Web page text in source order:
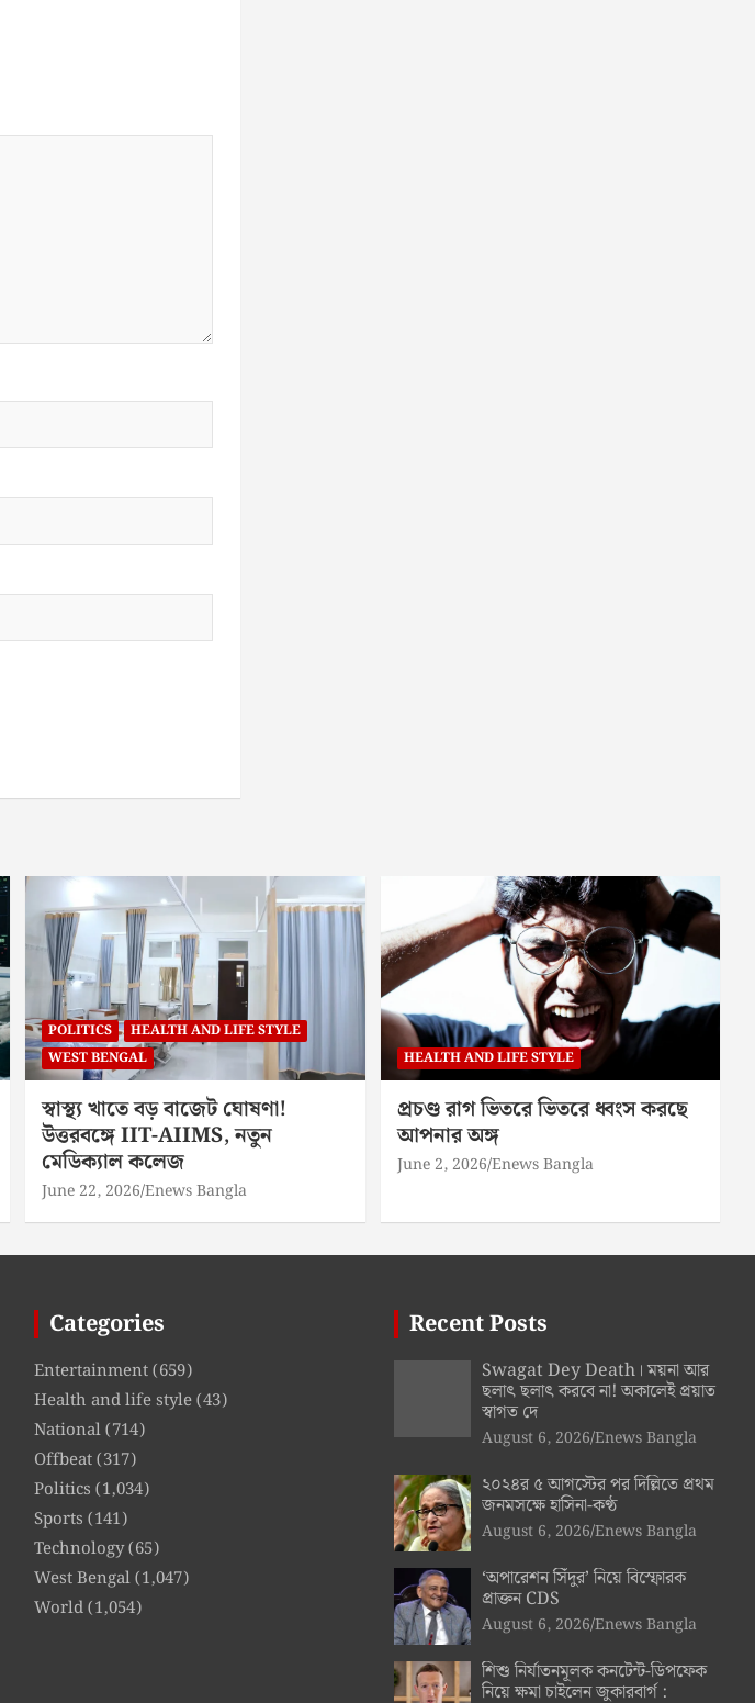
POLITICS
HEALTH AND LIFE STYLE
WEST BENGAL
স্বাস্থ্য খাতে বড় বাজেট ঘোষণা!
উত্তরবঙ্গে IIT-AIIMS, নতুন
মেডিক্যাল কলেজ
June 22, 2026 Enews Bangla
HEALTH AND LIFE STYLE
প্রচণ্ড রাগ ভিতরে ভিতরে ধ্বংস করছে
আপনার অঙ্গ
June 2, 2026 Enews Bangla
Categories
Entertainment(659)
Health and life style(43)
National(714)
Offbeat(317)
Politics (1,034)
Sports (141)
Technology(65)
West Bengal(1,047)
World(1,054)
Recent Posts
Swagat Dey Death। ময়না আর
ছলাৎ ছলাৎ করবে না! অকালেই প্রয়াত
স্বাগত দে
August 6, 2026 Enews Bangla
২০২৪র ৫ আগস্টের পর দিল্লিতে প্রথম
জনমসক্ষে হাসিনা-কণ্ঠ
August 6, 2026 Enews Bangla
‘অপারেশন সিঁদুর’ নিয়ে বিস্ফোরক
প্রাক্তন CDS
August 6, 2026 Enews Bangla
শিশু নির্যাতনমূলক কনটেন্ট-ডিপফেক
নিয়ে ক্ষমা চাইলেন জুকারবার্গ :